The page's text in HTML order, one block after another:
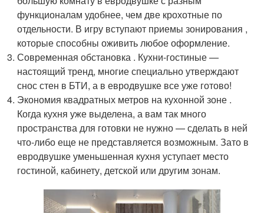
функционалам удобнее, чем две крохотные по
отдельности. В игру вступают приемы зонирования ,
которые способны оживить любое оформление.
Современная обстановка . Кухни-гостиные —
настоящий тренд, многие специально утверждают
снос стен в БТИ, а в евродвушке все уже готово!
Экономия квадратных метров на кухонной зоне .
Когда кухня уже выделена, а вам так много
пространства для готовки не нужно — сделать в ней
что-либо еще не представляется возможным. Зато в
евродвушке уменьшенная кухня уступает место
гостиной, кабинету, детской или другим зонам.